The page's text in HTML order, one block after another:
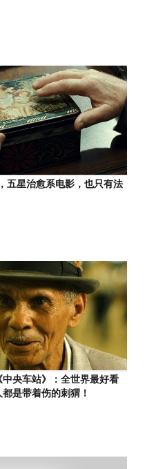
五星治愈系电影，也只有法
中央车站》：全世界最好看
是带着伤的刺猬！